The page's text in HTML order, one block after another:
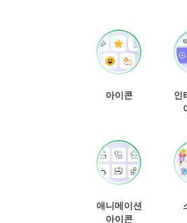
아이콘
인
애니메이션
아이콘